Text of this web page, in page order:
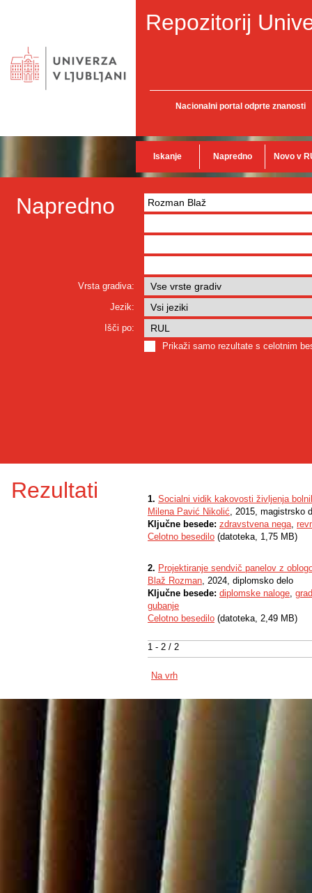
Repozitorij
Nacionalni portal odprte znanosti
Iskanje Napredno Novo v
Napredno
Vrsta gradiva:
Jezik:
Išči po:
Prikaži samo rezultate s celotnim
Rezultati
1 - 2 / 2
1. Socialni vidik kakovosti življenja
Milena Pavić Nikolić, 2015, magistrsko
Ključne besede: zdravstvena nega,
Celotno besedilo (datoteka, 1,75 MB)
2. Projektiranje sendvič panelov z
Blaž Rozman, 2024, diplomsko delo
Ključne besede: diplomske naloge,
gubanje
Celotno besedilo (datoteka, 2,49 MB)
Na vrh